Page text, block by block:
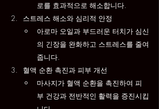
로를 효과적으로 해소합니다.
스트레스 해소와 심리적 안정
아로마 오일과 부드러운 터치가 심신
의 긴장을 완화하고 스트레스를 줄여
줍니다.
혈액 순환 촉진과 피부 개선
마사지가 혈액 순환을 촉진하여 피
부 건강과 전반적인 활력을 증진시킵